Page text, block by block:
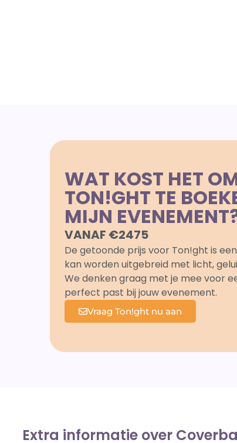
WAT KOST HET
TON!GHT TE
MIJN
VANAF €2475
De getoonde prijs voor Ton!ght is
kan worden uitgebreid met licht,
We denken graag met je mee voor
perfect past bij jouw evenement.
Vraag Ton!ght nu aan
Extra informatie over